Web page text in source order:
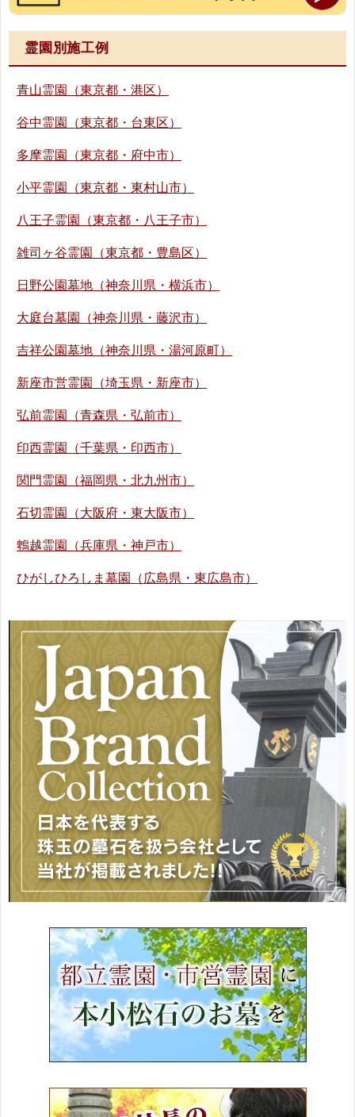
霊園別施工例
青山霊園（東京都・港区）
谷中霊園（東京都・台東区）
多摩霊園（東京都・府中市）
小平霊園（東京都・東村山市）
八王子霊園（東京都・八王子市）
雑司ヶ谷霊園（東京都・豊島区）
日野公園墓地（神奈川県・横浜市）
大庭台墓園（神奈川県・藤沢市）
吉祥公園墓地（神奈川県・湯河原町）
新座市営霊園（埼玉県・新座市）
弘前霊園（青森県・弘前市）
印西霊園（千葉県・印西市）
関門霊園（福岡県・北九州市）
石切霊園（大阪府・東大阪市）
鵯越霊園（兵庫県・神戸市）
ひがしひろしま墓園（広島県・東広島市）